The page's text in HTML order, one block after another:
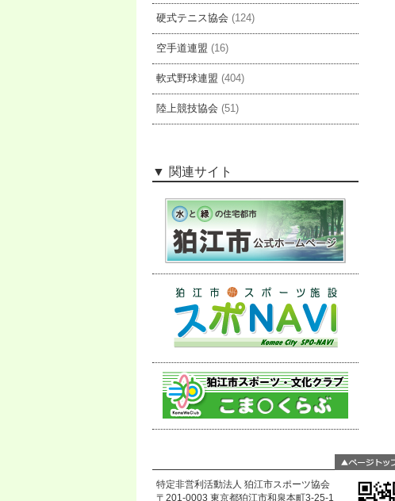
硬式テニス協会 (124)
空手道連盟 (16)
軟式野球連盟 (404)
陸上競技協会 (51)
関連サイト
特定非営利活動法人 狛江市スポーツ協会
〒201-0003 東京都狛江市和泉本町3-25-1